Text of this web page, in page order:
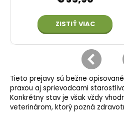
Tieto prejavy sú bežne
praxou aj sprievodcami
Konkrétny stav je však vždy
veterinárom, ktorý pozná